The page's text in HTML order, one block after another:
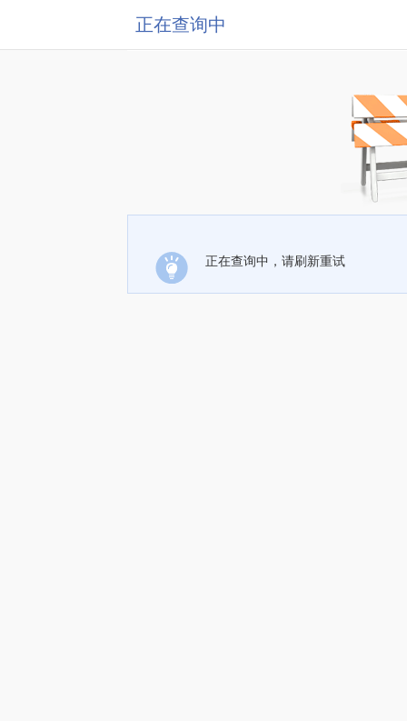
正在查询中
正在查询中，请刷新重试